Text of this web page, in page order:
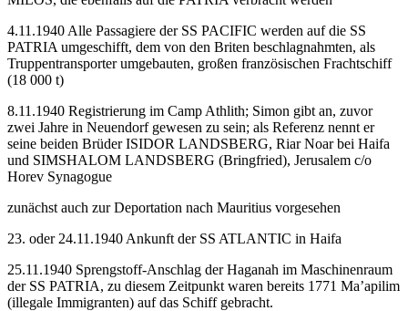
4.11.1940 Alle Passagiere der SS PACIFIC werden auf die SS
PATRIA umgeschifft, dem von den Briten beschlagnahmten, als
Truppentransporter umgebauten, großen französischen Frachtschiff
(18 000 t)
8.11.1940 Registrierung im Camp Athlith; Simon gibt an, zuvor
zwei Jahre in Neuendorf gewesen zu sein; als Referenz nennt er
seine beiden Brüder ISIDOR LANDSBERG, Riar Noar bei Haifa
und SIMSHALOM LANDSBERG (Bringfried), Jerusalem c/o
Horev Synagogue
zunächst auch zur Deportation nach Mauritius vorgesehen
23. oder 24.11.1940 Ankunft der SS ATLANTIC in Haifa
25.11.1940 Sprengstoff-Anschlag der Haganah im Maschinenraum
der SS PATRIA, zu diesem Zeitpunkt waren bereits 1771 Ma’apilim
(illegale Immigranten) auf das Schiff gebracht.